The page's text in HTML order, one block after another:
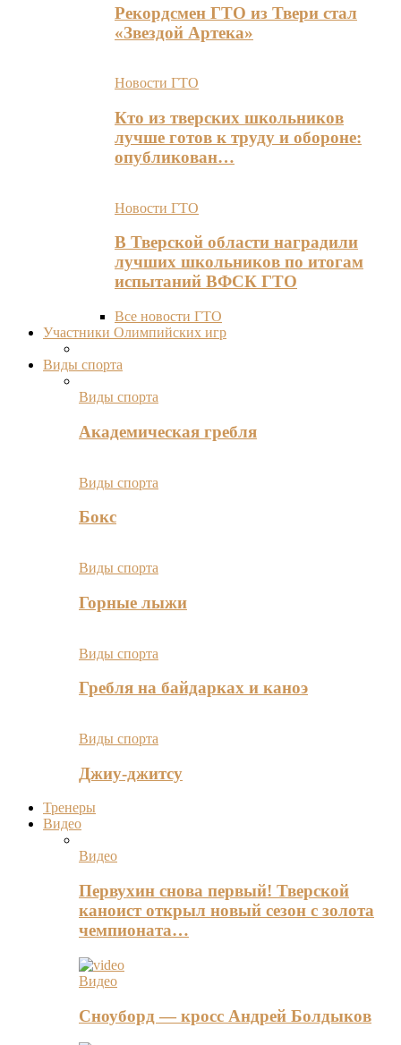
Рекордсмен ГТО из Твери стал
«Звездой Артека»
Новости ГТО
Кто из тверских школьников
лучше готов к труду и обороне:
опубликован…
Новости ГТО
В Тверской области наградили
лучших школьников по итогам
испытаний ВФСК ГТО
Все новости ГТО
Участники Олимпийских игр
Виды спорта
Виды спорта
Академическая гребля
Виды спорта
Бокс
Виды спорта
Горные лыжи
Виды спорта
Гребля на байдарках и каноэ
Виды спорта
Джиу-джитсу
Тренеры
Видео
Видео
Первухин снова первый! Тверской
каноист открыл новый сезон с золота
чемпионата…
Видео
Сноуборд — кросс Андрей Болдыков